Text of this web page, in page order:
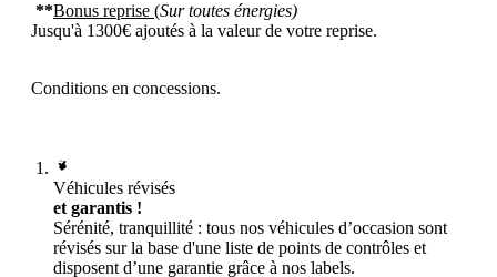
**Bonus reprise (Sur toutes énergies)
Jusqu'à 1300€ ajoutés à la valeur de votre reprise.
Conditions en concessions.
Véhicules révisés
et garantis !
Sérénité, tranquillité : tous nos véhicules d’occasion sont
révisés sur la base d'une liste de points de contrôles et
disposent d’une garantie grâce à nos labels.